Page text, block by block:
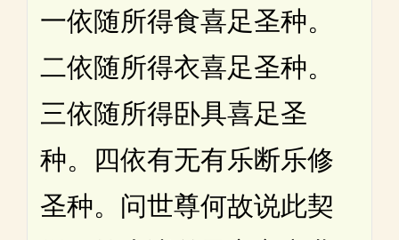
一依随所得食喜足圣种。
二依随所得衣喜足圣种。
三依随所得卧具喜足圣
种。四依有无有乐断乐修
圣种。问世尊何故说此契